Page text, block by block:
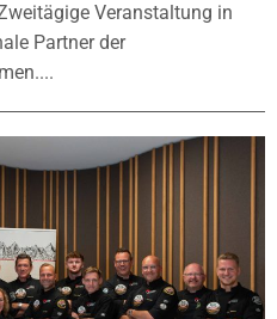
Veranstaltung in
Partner der